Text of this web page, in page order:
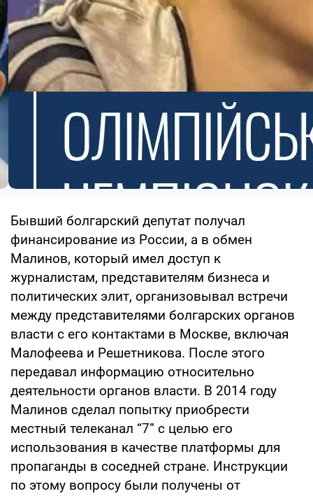
Бывший болгарский депутат получал
финансирование из России, а в обмен
Малинов, который имел доступ к
журналистам, представителям бизнеса и
политических элит, организовывал встречи
между представителями болгарских органов
власти с его контактами в Москве, включая
Малофеева и Решетникова. После этого
передавал информацию относительно
деятельности органов власти. В 2014 году
Малинов сделал попытку приобрести
местный телеканал “7” с целью его
использования в качестве платформы для
пропаганды в соседней стране. Инструкции
по этому вопросу были получены от